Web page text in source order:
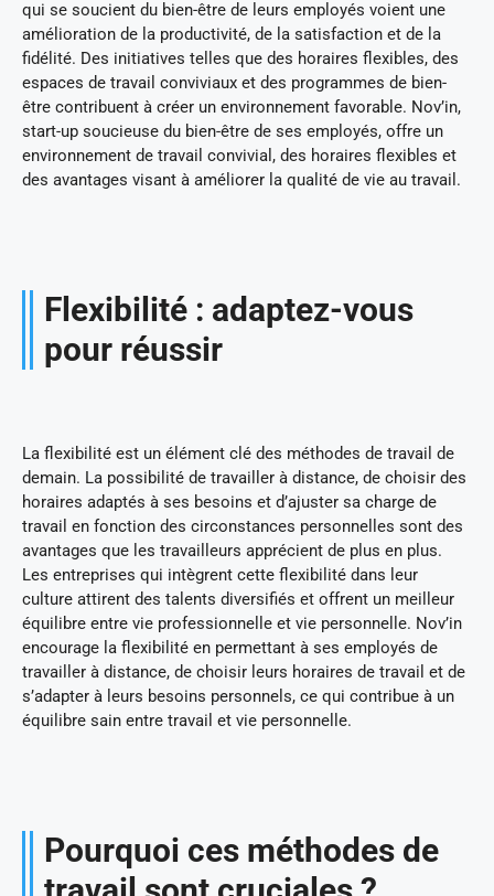
qui se soucient du bien-être de leurs employés voient une
amélioration de la productivité, de la satisfaction et de la
fidélité. Des initiatives telles que des horaires flexibles, des
espaces de travail conviviaux et des programmes de bien-
être contribuent à créer un environnement favorable. Nov’in,
start-up soucieuse du bien-être de ses employés, offre un
environnement de travail convivial, des horaires flexibles et
des avantages visant à améliorer la qualité de vie au travail.
Flexibilité : adaptez-vous
pour réussir
La flexibilité est un élément clé des méthodes de travail de
demain. La possibilité de travailler à distance, de choisir des
horaires adaptés à ses besoins et d’ajuster sa charge de
travail en fonction des circonstances personnelles sont des
avantages que les travailleurs apprécient de plus en plus.
Les entreprises qui intègrent cette flexibilité dans leur
culture attirent des talents diversifiés et offrent un meilleur
équilibre entre vie professionnelle et vie personnelle. Nov’in
encourage la flexibilité en permettant à ses employés de
travailler à distance, de choisir leurs horaires de travail et de
s’adapter à leurs besoins personnels, ce qui contribue à un
équilibre sain entre travail et vie personnelle.
Pourquoi ces méthodes de